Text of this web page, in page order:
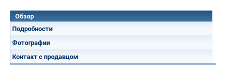
Обзор
Подробности
Фотографии
Контакт с продавцом